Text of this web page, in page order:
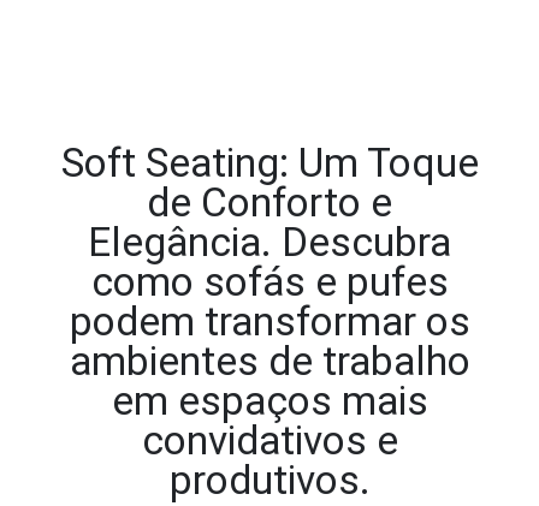
Soft Seating: Um Toque
de Conforto e
Elegância. Descubra
como sofás e pufes
podem transformar os
ambientes de trabalho
em espaços mais
convidativos e
produtivos.